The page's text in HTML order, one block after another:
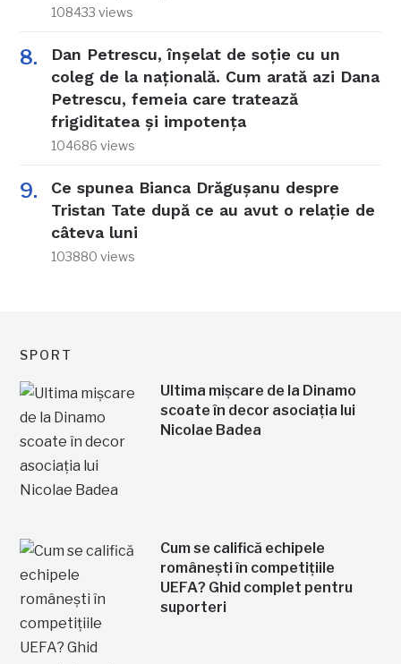
108433 views
Dan Petrescu, înșelat de soție cu un
coleg de la națională. Cum arată azi Dana
Petrescu, femeia care tratează
frigiditatea și impotența
104686 views
Ce spunea Bianca Drăgușanu despre
Tristan Tate după ce au avut o relație de
câteva luni
103880 views
SPORT
Ultima mișcare de la Dinamo
scoate în decor asociația lui
Nicolae Badea
Cum se califică echipele
românești în competițiile
UEFA? Ghid complet pentru
suporteri